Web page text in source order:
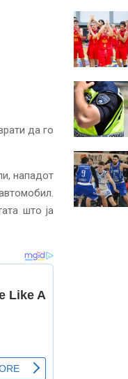
да го
нападот
што ја